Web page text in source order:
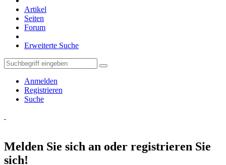
Artikel
Seiten
Forum
Erweiterte Suche
Anmelden
Registrieren
Suche
Melden Sie sich an oder registrieren Sie
sich!